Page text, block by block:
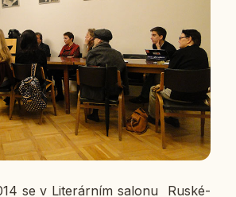
se v Li­te­rár­ním salonu Rus­ké­